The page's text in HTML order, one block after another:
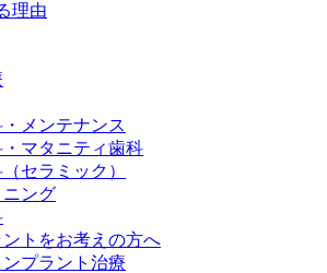
理由
メンテナンス
マタニティ歯科
セラミック）
ング
トをお考えの方へ
プラント治療